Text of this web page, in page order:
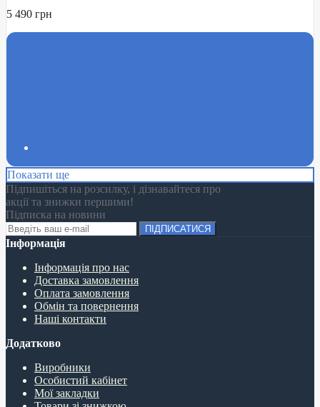
5 490 грн
Показати ще
Підпишіться на розсилку, і дізнавайтеся про
акції та знижки першими!
Підписка на новини
ПІДПИСАТИСЯ
Інформація
Інформація про нас
Доставка замовлення
Оплата замовлення
Обмін та повернення
Наші контакти
Додатково
Виробники
Особистий кабінет
Мої закладки